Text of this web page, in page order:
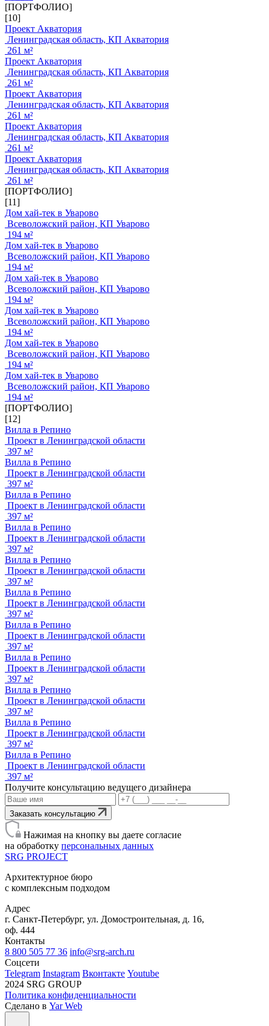
[ПОРТФОЛИО]
[10]
Проект Акватория
Ленинградская область, КП Акватория
261 м²
Проект Акватория
Ленинградская область, КП Акватория
261 м²
Проект Акватория
Ленинградская область, КП Акватория
261 м²
Проект Акватория
Ленинградская область, КП Акватория
261 м²
Проект Акватория
Ленинградская область, КП Акватория
261 м²
[ПОРТФОЛИО]
[11]
Дом хай-тек в Уварово
Всеволожский район, КП Уварово
194 м²
Дом хай-тек в Уварово
Всеволожский район, КП Уварово
194 м²
Дом хай-тек в Уварово
Всеволожский район, КП Уварово
194 м²
Дом хай-тек в Уварово
Всеволожский район, КП Уварово
194 м²
Дом хай-тек в Уварово
Всеволожский район, КП Уварово
194 м²
Дом хай-тек в Уварово
Всеволожский район, КП Уварово
194 м²
[ПОРТФОЛИО]
[12]
Вилла в Репино
Проект в Ленинградской области
397 м²
Вилла в Репино
Проект в Ленинградской области
397 м²
Вилла в Репино
Проект в Ленинградской области
397 м²
Вилла в Репино
Проект в Ленинградской области
397 м²
Вилла в Репино
Проект в Ленинградской области
397 м²
Вилла в Репино
Проект в Ленинградской области
397 м²
Вилла в Репино
Проект в Ленинградской области
397 м²
Вилла в Репино
Проект в Ленинградской области
397 м²
Вилла в Репино
Проект в Ленинградской области
397 м²
Вилла в Репино
Проект в Ленинградской области
397 м²
Вилла в Репино
Проект в Ленинградской области
397 м²
Получите консультацию ведущего дизайнера
Заказать консультацию
Нажимая на кнопку вы даете согласие
на обработку персональных данных
SRG PROJECT
Архитектурное бюро
с комплексным подходом
Адрес
г. Санкт-Петербург, ул. Домостроительная, д. 16,
оф. 444
Контакты
8 800 505 77 36 info@srg-arch.ru
Соцсети
Telegram Instagram Вконтакте Youtube
2024 SRG GROUP
Политика конфиденциальности
Сделано в Yar Web